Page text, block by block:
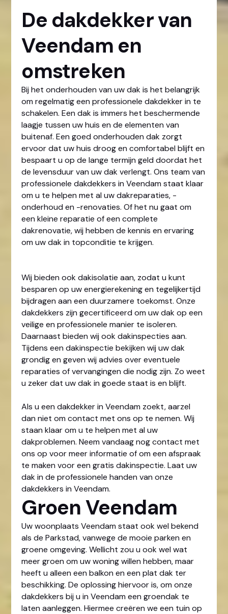
De dakdekker van
Veendam en
omstreken
Bij het onderhouden van uw dak is het belangrijk
om regelmatig een professionele dakdekker in te
schakelen. Een dak is immers het beschermende
laagje tussen uw huis en de elementen van
buitenaf. Een goed onderhouden dak zorgt
ervoor dat uw huis droog en comfortabel blijft en
bespaart u op de lange termijn geld doordat het
de levensduur van uw dak verlengt. Ons team van
professionele dakdekkers in Veendam staat klaar
om u te helpen met al uw dakreparaties, -
onderhoud en -renovaties. Of het nu gaat om
een kleine reparatie of een complete
dakrenovatie, wij hebben de kennis en ervaring
om uw dak in topconditie te krijgen.
Wij bieden ook dakisolatie aan, zodat u kunt
besparen op uw energierekening en tegelijkertijd
bijdragen aan een duurzamere toekomst. Onze
dakdekkers zijn gecertificeerd om uw dak op een
veilige en professionele manier te isoleren.
Daarnaast bieden wij ook dakinspecties aan.
Tijdens een dakinspectie bekijken wij uw dak
grondig en geven wij advies over eventuele
reparaties of vervangingen die nodig zijn. Zo weet
u zeker dat uw dak in goede staat is en blijft.
Als u een dakdekker in Veendam zoekt, aarzel
dan niet om contact met ons op te nemen. Wij
staan klaar om u te helpen met al uw
dakproblemen. Neem vandaag nog contact met
ons op voor meer informatie of om een afspraak
te maken voor een gratis dakinspectie. Laat uw
dak in de professionele handen van onze
dakdekkers in Veendam.
Groen Veendam
Uw woonplaats Veendam staat ook wel bekend
als de Parkstad, vanwege de mooie parken en
groene omgeving. Wellicht zou u ook wel wat
meer groen om uw woning willen hebben, maar
heeft u alleen een balkon en een plat dak ter
beschikking. De oplossing hiervoor is, om onze
dakdekkers bij u in Veendam een groendak te
laten aanleggen. Hiermee creëren we een tuin op